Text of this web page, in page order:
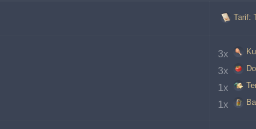
Tarif:
3x
3x
1x
1x